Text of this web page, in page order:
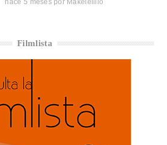
hace 5 meses por Makelelillo
Filmlista